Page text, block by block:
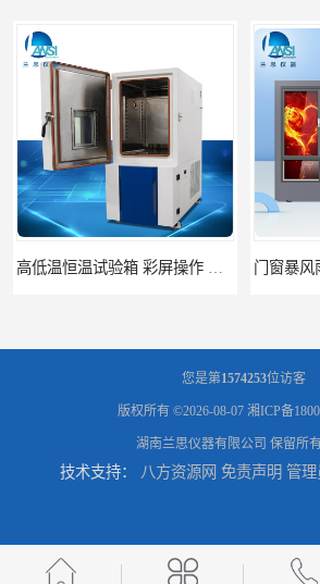
门窗风雨测试机 操作简单 使用寿命长
您是第1574253位访客
版权所有 ©2026-08-07 湘ICP备
湖南兰思仪器有限公司 保留所有
技术支持： 八方资源网 免责声明 管理